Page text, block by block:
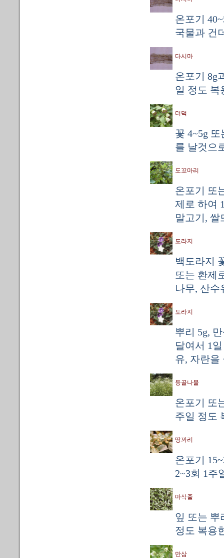
온포기
국물과 건
다시마
온포기 8g
일 정도 복
더덕
꽃 4~5g
를 날것으
도꼬마리
온포기 또
제로 하여
말고기, 쌀
도라지
백도라지
또는 환제
나무, 산수
도라지
뿌리 5g,
달여서 1
유, 자란을
등골나물
온포기 또
주일 정도
땅꽈리
온포기
2~3회 1주
마삭줄
잎 또는 뿌
정도 복용
만삼